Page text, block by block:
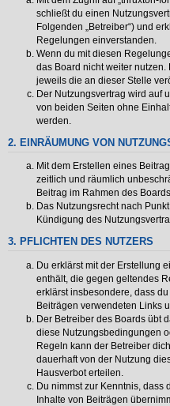
schließt du einen
Folgenden „Betreiber“) und
Regelungen einverstanden.
Wenn du mit diesen
das Board nicht weiter
jeweils die an dieser Stelle
Der Nutzungsvertrag wird auf
von beiden Seiten ohne
werden.
2. EINRÄUMUNG VON
Mit dem Erstellen eines
zeitlich und räumlich
Beitrag im Rahmen des
Das Nutzungsrecht nach
Kündigung des
3. PFLICHTEN DES NUTZERS
Du erklärst mit der Erstellung
enthält, die gegen geltendes
erklärst insbesondere, dass
Beiträgen verwendeten Links
Der Betreiber des Boards übt
diese Nutzungsbedingungen
Regeln kann der Betreiber
dauerhaft von der Nutzung
Hausverbot erteilen.
Du nimmst zur Kenntnis, dass
Inhalte von Beiträgen